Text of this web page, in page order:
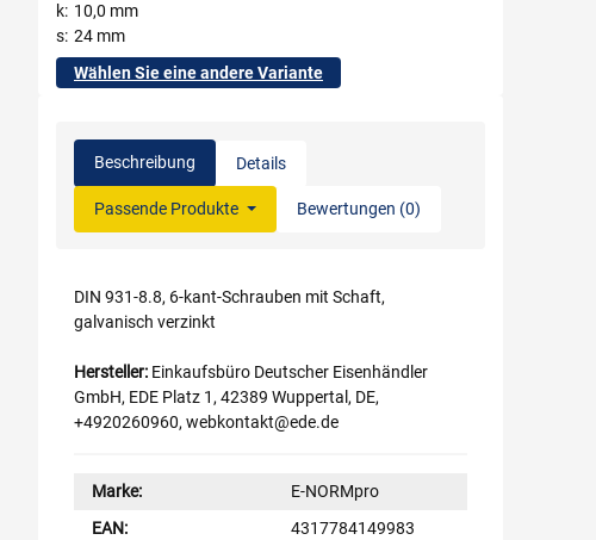
k 10,0 mm
s 24 mm
Wählen Sie eine andere Variante
Beschreibung Details
Passende Produkte Bewertungen (0)
DIN 931-8.8, 6-kant-Schrauben mit Schaft,
galvanisch verzinkt
Hersteller: Einkaufsbüro Deutscher Eisenhändler
GmbH, EDE Platz 1, 42389 Wuppertal, DE,
+4920260960, webkontakt@ede.de
Marke:
E-NORMpro
EAN:
4317784149983